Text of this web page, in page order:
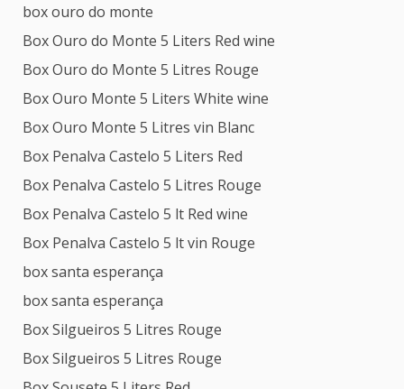
box ouro do monte
Box Ouro do Monte 5 Liters Red wine
Box Ouro do Monte 5 Litres Rouge
Box Ouro Monte 5 Liters White wine
Box Ouro Monte 5 Litres vin Blanc
Box Penalva Castelo 5 Liters Red
Box Penalva Castelo 5 Litres Rouge
Box Penalva Castelo 5 lt Red wine
Box Penalva Castelo 5 lt vin Rouge
box santa esperança
box santa esperança
Box Silgueiros 5 Litres Rouge
Box Silgueiros 5 Litres Rouge